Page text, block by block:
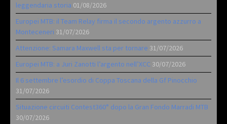
leggendaria storia 01/08/2026
Europei MTB: il Team Relay firma il secondo argento azzurro a
Monteceneri 31/07/2026
Attenzione: Samara Maxwell sta per tornare 31/07/2026
Europei MTB: a Juri Zanotti l’argento nell’XCC 30/07/2026
Il 6 settembre l’esordio di Coppa Toscana della Gf Pinocchio
31/07/2026
Situazione circuiti Contest360° dopo la Gran Fondo Marradi MTB
30/07/2026